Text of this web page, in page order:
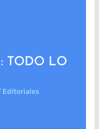
TODO LO
Editoriales